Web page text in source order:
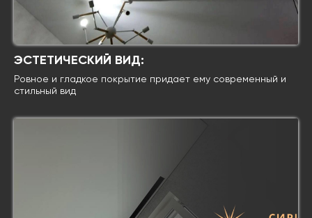
ЭСТЕТИЧЕСКИЙ ВИД:
Ровное и гладкое покрытие придает ему современный и
стильный вид